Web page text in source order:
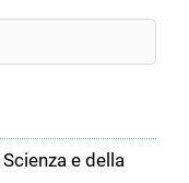
e della